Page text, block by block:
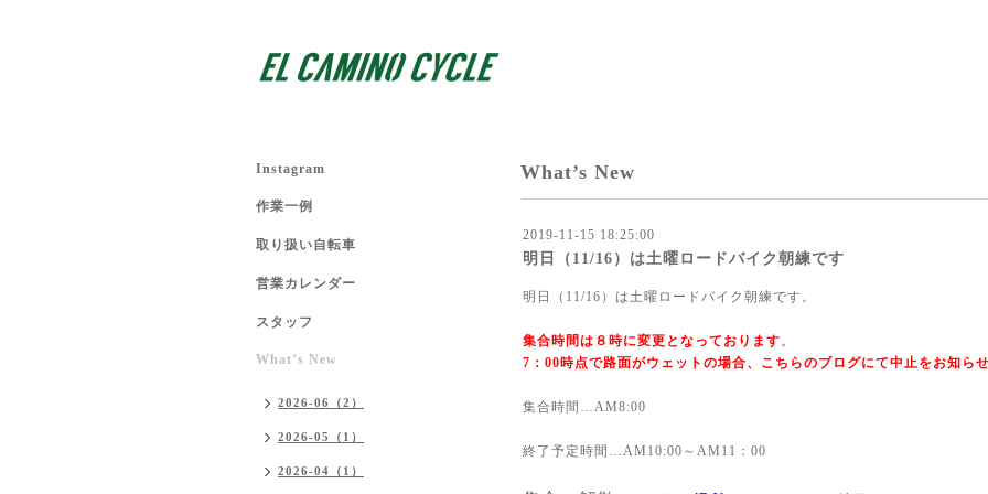
What’s New
2019-11-15 18:25:00
明日（11/16）は土曜ロードバイク朝練です
明日（11/16）は土曜ロードバイク朝練です。
集合時間は８時に変更となっております。
7：00時点で路面がウェットの場合、こちらのブログにて中止をお知らせ
集合時間 …AM8:00
終了予定時間 …AM10:00～AM11：00
Instagram
作業一例
取り扱い自転車
営業カレンダー
スタッフ
What’s New
2026-06（2）
2026-05（1）
2026-04（1）